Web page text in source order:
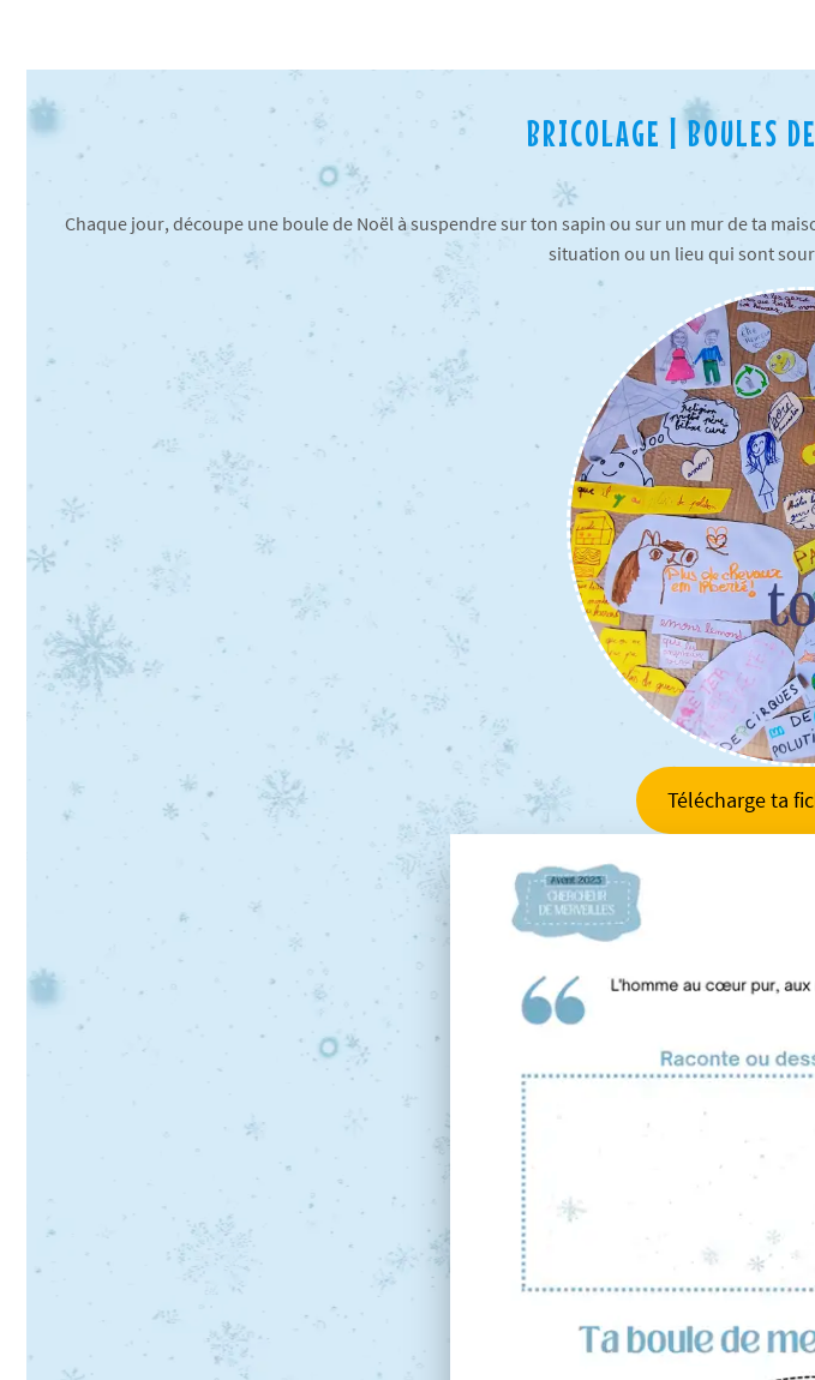
BRICOLAGE | BOULES
Chaque jour, découpe une boule de Noël à suspendre sur ton sapin ou sur un mur de ta
situation ou un lieu qui sont
Télécharge ta